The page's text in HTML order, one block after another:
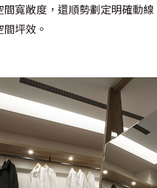
寬敞度，還順勢劃定明確動
坪效。